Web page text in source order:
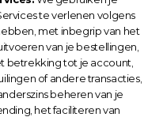
te verlenen volgens
met inbegrip van het
van je bestellingen,
betrekking tot je account,
of andere transacties,
beheren van je
het faciliteren van